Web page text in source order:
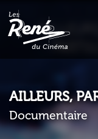
AILLEURS,
Documentaire